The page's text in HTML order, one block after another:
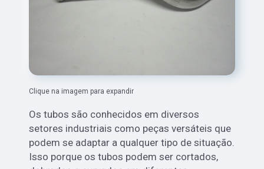
Clique na imagem para expandir
Os tubos são conhecidos em diversos
setores industriais como peças versáteis que
podem se adaptar a qualquer tipo de situação.
Isso porque os tubos podem ser cortados,